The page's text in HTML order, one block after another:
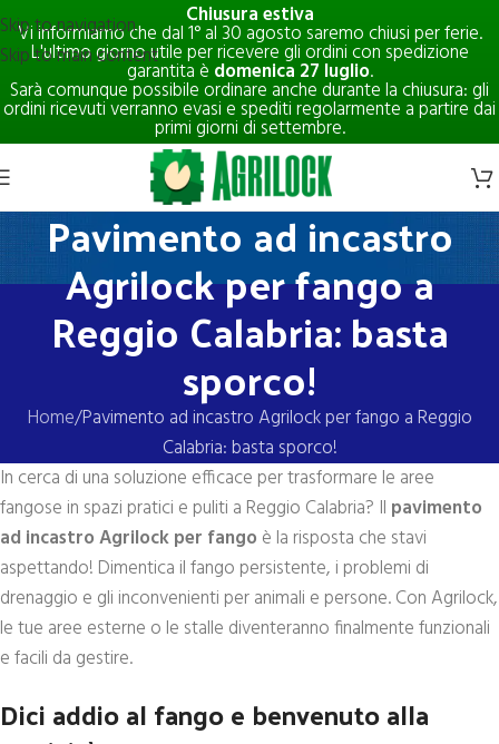
Chiusura estiva
Vi informiamo che dal 1° al 30 agosto saremo chiusi per ferie.
L'ultimo giorno utile per ricevere gli ordini con spedizione
garantita è domenica 27 luglio.
Sarà comunque possibile ordinare anche durante la chiusura: gli
ordini ricevuti verranno evasi e spediti regolarmente a partire dai
primi giorni di settembre.
Skip to navigation
Skip to main content
Pavimento ad incastro
Agrilock per fango a
Reggio Calabria: basta
sporco!
Home Pavimento ad incastro Agrilock per fango a Reggio
Calabria: basta sporco!
In cerca di una soluzione efficace per trasformare le aree
fangose in spazi pratici e puliti a Reggio Calabria? Il pavimento
ad incastro Agrilock per fango è la risposta che stavi
aspettando! Dimentica il fango persistente, i problemi di
drenaggio e gli inconvenienti per animali e persone. Con Agrilock,
le tue aree esterne o le stalle diventeranno finalmente funzionali
e facili da gestire.
Dici addio al fango e benvenuto alla